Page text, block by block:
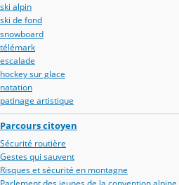
ski alpin
ski de fond
snowboard
télémark
escalade
hockey sur glace
natation
patinage artistique
Parcours citoyen
Sécurité routière
Gestes qui sauvent
Risques et sécurité en montagne